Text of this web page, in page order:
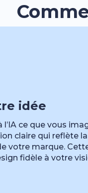
idée
ce que vous
claire qui reflète
votre marque.
fidèle à votre